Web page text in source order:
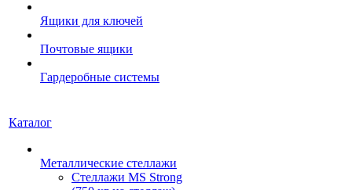
Ящики для ключей
Почтовые ящики
Гардеробные системы
Каталог
Металлические стеллажи
Стеллажи MS Strong